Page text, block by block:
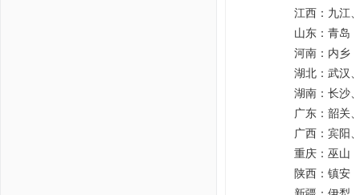
江西： 九江
山东： 青岛
河南： 内乡
湖北： 武汉
湖南： 长沙
广东： 韶关
广西： 宾阳
重庆： 巫山
陕西： 镇安